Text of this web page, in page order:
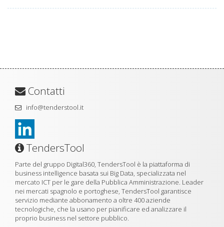
Contatti
info@tenderstool.it
TendersTool
Parte del gruppo Digital360, TendersTool è la piattaforma di
business intelligence basata sui Big Data, specializzata nel
mercato ICT per le gare della Pubblica Amministrazione. Leader
nei mercati spagnolo e portoghese, TendersTool garantisce
servizio mediante abbonamento a oltre 400 aziende
tecnologiche, che la usano per pianificare ed analizzare il
proprio business nel settore pubblico.